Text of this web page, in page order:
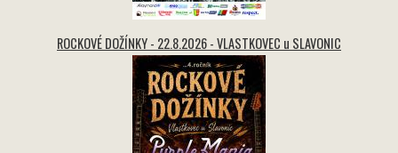
ROCKOVÉ DOŽÍNKY - 22.8.2026 - VLASTKOVEC u SLAVONIC